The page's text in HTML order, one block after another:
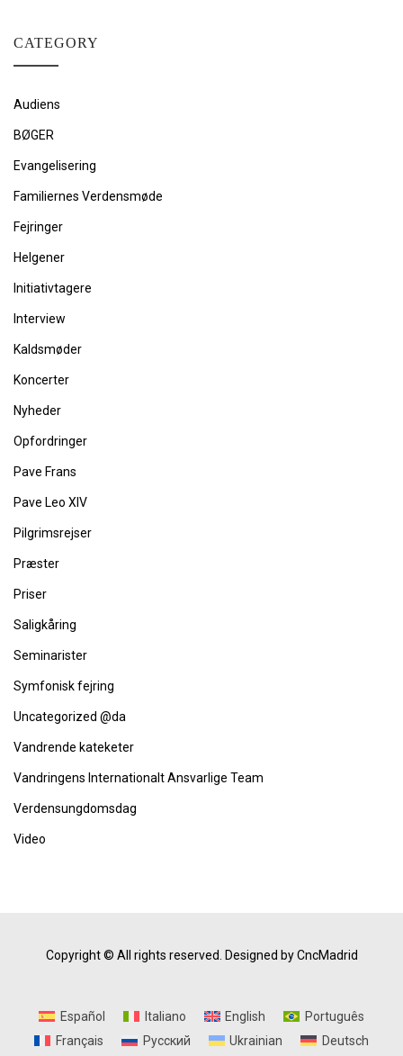
CATEGORY
Audiens
BØGER
Evangelisering
Familiernes Verdensmøde
Fejringer
Helgener
Initiativtagere
Interview
Kaldsmøder
Koncerter
Nyheder
Opfordringer
Pave Frans
Pave Leo XIV
Pilgrimsrejser
Præster
Priser
Saligkåring
Seminarister
Symfonisk fejring
Uncategorized @da
Vandrende kateketer
Vandringens Internationalt Ansvarlige Team
Verdensungdomsdag
Video
Copyright © All rights reserved. Designed by CncMadrid
Español Italiano English
Português
Français
Русский Ukrainian Deutsch